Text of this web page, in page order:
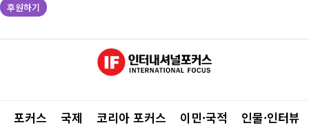
후원하기
포커스 국제 코리아 포커스 이민·국적 인물·인터뷰